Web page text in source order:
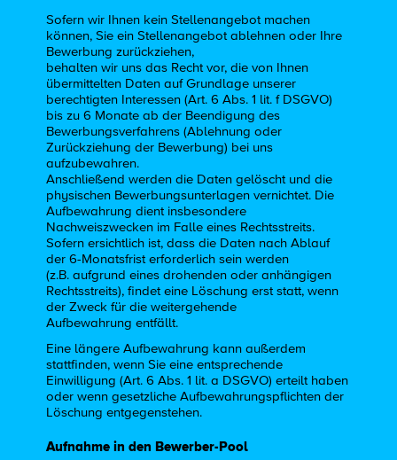
Sofern wir Ihnen kein Stellenangebot machen
können, Sie ein Stellenangebot ablehnen oder Ihre
Bewerbung zurückziehen,
behalten wir uns das Recht vor, die von Ihnen
übermittelten Daten auf Grundlage unserer
berechtigten Interessen (Art. 6 Abs. 1 lit. f DSGVO)
bis zu 6 Monate ab der Beendigung des
Bewerbungsverfahrens (Ablehnung oder
Zurückziehung der Bewerbung) bei uns
aufzubewahren.
Anschließend werden die Daten gelöscht und die
physischen Bewerbungsunterlagen vernichtet. Die
Aufbewahrung dient insbesondere
Nachweiszwecken im Falle eines Rechtsstreits.
Sofern ersichtlich ist, dass die Daten nach Ablauf
der 6-Monatsfrist erforderlich sein werden
(z.B. aufgrund eines drohenden oder anhängigen
Rechtsstreits), findet eine Löschung erst statt, wenn
der Zweck für die weitergehende
Aufbewahrung entfällt.
Eine längere Aufbewahrung kann außerdem
stattfinden, wenn Sie eine entsprechende
Einwilligung (Art. 6 Abs. 1 lit. a DSGVO) erteilt haben
oder wenn gesetzliche Aufbewahrungspflichten der
Löschung entgegenstehen.
Aufnahme in den Bewerber-Pool